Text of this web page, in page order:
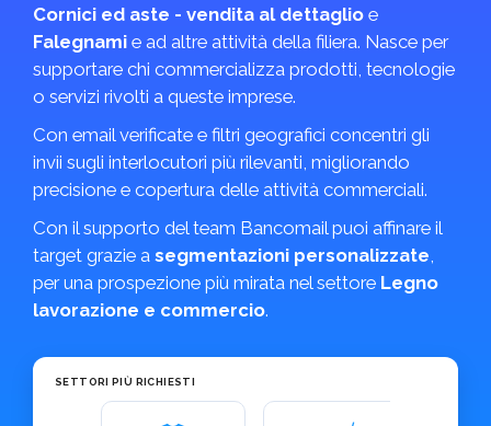
Cornici ed aste - vendita al dettaglio e
Falegnami e ad altre attività della filiera. Nasce per
supportare chi commercializza prodotti, tecnologie
o servizi rivolti a queste imprese.
Con email verificate e filtri geografici concentri gli
invii sugli interlocutori più rilevanti, migliorando
precisione e copertura delle attività commerciali.
Con il supporto del team Bancomail puoi affinare il
target grazie a segmentazioni personalizzate,
per una prospezione più mirata nel settore Legno
lavorazione e commercio.
SETTORI PIÙ RICHIESTI